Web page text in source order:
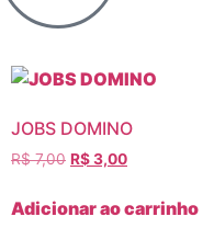
JOBS DOMINO
R$7,00 R$3,00
Adicionar ao carrinho